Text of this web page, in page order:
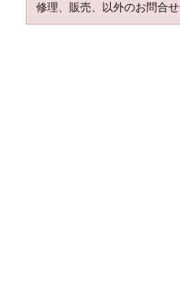
修理、販売、以外のお問合せ